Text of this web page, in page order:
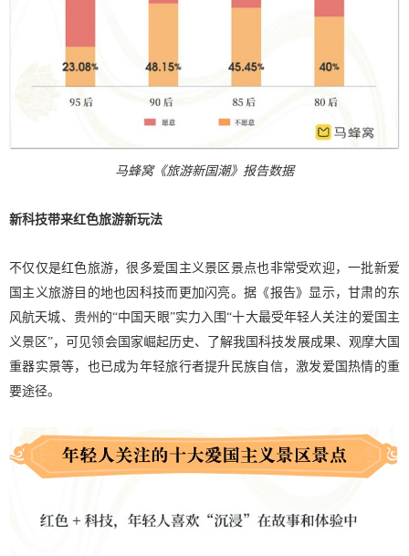
马蜂窝《旅游新国潮》报告数据
新科技带来红色旅游新玩法
不仅仅是红色旅游，很多爱国主义景区景点也非常受欢迎，一批新爱
国主义旅游目的地也因科技而更加闪亮。据《报告》显示，甘肃的东
风航天城、贵州的“中国天眼”实力入围“十大最受年轻人关注的爱国主
义景区”，可见领会国家崛起历史、了解我国科技发展成果、观摩大国
重器实景等，也已成为年轻旅行者提升民族自信，激发爱国热情的重
要途径。